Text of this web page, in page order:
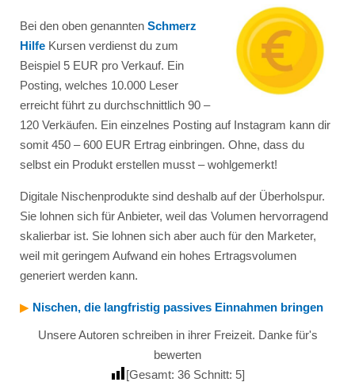
Bei den oben genannten Schmerz
HilfeKursen verdienst du zum
Beispiel 5 EUR pro Verkauf. Ein
Posting, welches 10.000 Leser
erreicht führt zu durchschnittlich 90 –
120 Verkäufen. Ein einzelnes Posting auf Instagram kann dir
somit 450 – 600 EUR Ertrag einbringen. Ohne, dass du
selbst ein Produkt erstellen musst – wohlgemerkt!
Digitale Nischenprodukte sind deshalb auf der Überholspur.
Sie lohnen sich für Anbieter, weil das Volumen hervorragend
skalierbar ist. Sie lohnen sich aber auch für den Marketer,
weil mit geringem Aufwand ein hohes Ertragsvolumen
generiert werden kann.
▶︎ Nischen, die langfristig passives Einnahmen bringen
Unsere Autoren schreiben in ihrer Freizeit. Danke für's
bewerten
[Gesamt: 36 Schnitt: 5]